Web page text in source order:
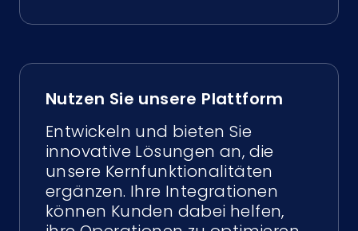
Nutzen Sie unsere Plattform
Entwickeln und bieten Sie
innovative Lösungen an, die
unsere Kernfunktionalitäten
ergänzen. Ihre Integrationen
können Kunden dabei helfen,